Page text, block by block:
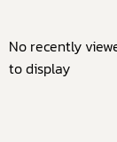
No recently
to display